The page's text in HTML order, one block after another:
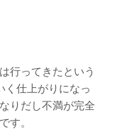
行ってきたという
く仕上がりになっ
りだし不満が完全
す。